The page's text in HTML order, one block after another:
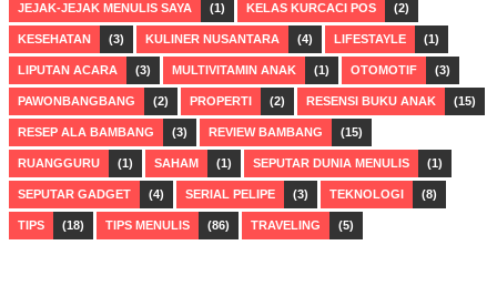
JEJAK-JEJAK MENULIS SAYA (1) KELAS KURCACI POS (2)
KESEHATAN (3) KULINER NUSANTARA (4) LIFESTAYLE (1)
LIPUTAN ACARA (3) MULTIVITAMIN ANAK (1) OTOMOTIF (3)
PAWONBANGBANG (2) PROPERTI (2) RESENSI BUKU ANAK (15)
RESEP ALA BAMBANG (3) REVIEW BAMBANG (15)
RUANGGURU (1) SAHAM (1) SEPUTAR DUNIA MENULIS (1)
SEPUTAR GADGET (4) SERIAL PELIPE (3) TEKNOLOGI (8)
TIPS (18) TIPS MENULIS (86) TRAVELING (5)